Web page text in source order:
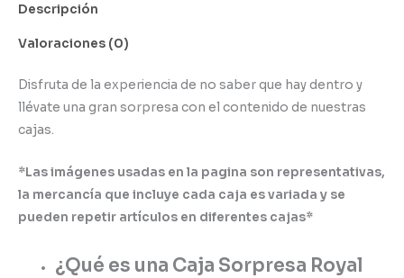
Descripción
Valoraciones (0)
Disfruta de la experiencia de no saber que hay dentro y
llévate una gran sorpresa con el contenido de nuestras
cajas.
*Las imágenes usadas en la pagina son representativas,
la mercancía que incluye cada caja es variada y se
pueden repetir artículos en diferentes cajas*
¿Qué es una Caja Sorpresa Royal